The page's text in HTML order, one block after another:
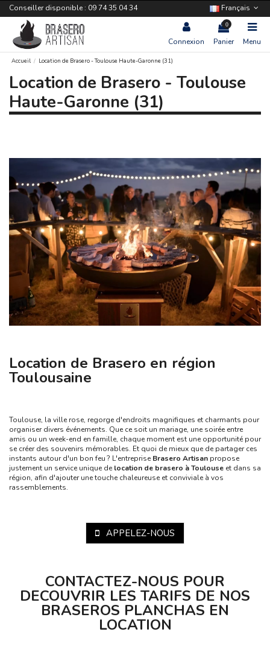
Conseiller disponible : 09 74 35 04 34 Français
Connexion
0
Panier Menu
Accueil Location de Brasero - Toulouse Haute-Garonne (31)
Location de Brasero - Toulouse
Haute-Garonne (31)
Location de Brasero en région
Toulousaine
Toulouse, la ville rose, regorge d'endroits magnifiques et charmants pour
organiser divers événements. Que ce soit un mariage, une soirée entre
amis ou un week-end en famille, chaque moment est une opportunité pour
se créer des souvenirs mémorables. Et quoi de mieux que de partager ces
instants autour d'un bon feu ? L'entreprise Brasero Artisan propose
justement un service unique de location de brasero à Toulouse et dans sa
région, afin d'ajouter une touche chaleureuse et conviviale à vos
rassemblements.
APPELEZ-NOUS
CONTACTEZ-NOUS POUR
DECOUVRIR LES TARIFS DE NOS
BRASEROS PLANCHAS EN
LOCATION